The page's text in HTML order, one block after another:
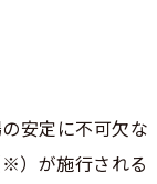
安定に不可欠な
）が施行される